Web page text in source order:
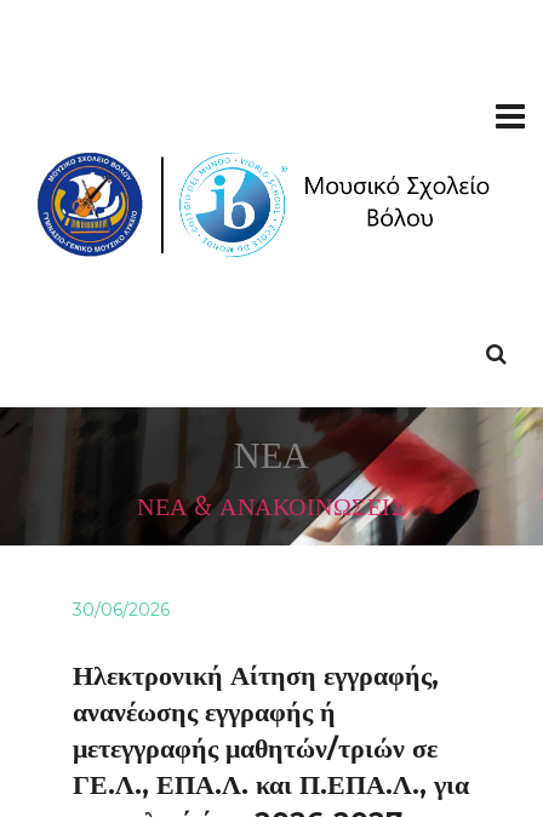
ΝΕΑ
ΝΕΑ & ΑΝΑΚΟΙΝΩΣΕΙΣ
30/06/2026
Ηλεκτρονική Αίτηση εγγραφής,
ανανέωσης εγγραφής ή
μετεγγραφής μαθητών/τριών σε
ΓΕ.Λ., ΕΠΑ.Λ. και Π.ΕΠΑ.Λ., για